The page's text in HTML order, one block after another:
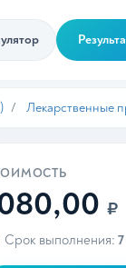
Лекарственные
₽
Срок выполнения: